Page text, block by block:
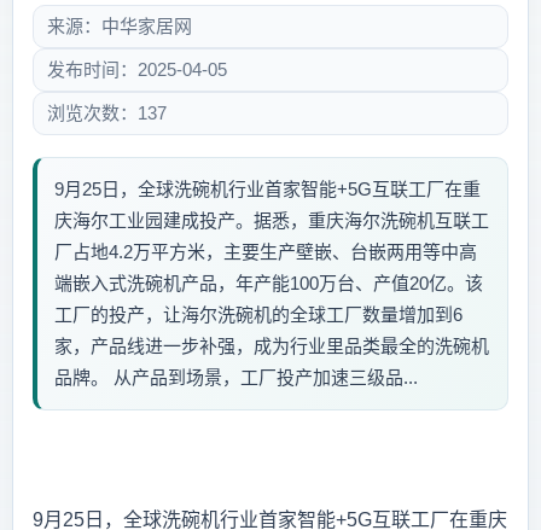
来源：中华家居网
发布时间：2025-04-05
浏览次数：137
9月25日，全球洗碗机行业首家智能+5G互联工厂在重
庆海尔工业园建成投产。据悉，重庆海尔洗碗机互联工
厂占地4.2万平方米，主要生产壁嵌、台嵌两用等中高
端嵌入式洗碗机产品，年产能100万台、产值20亿。该
工厂的投产，让海尔洗碗机的全球工厂数量增加到6
家，产品线进一步补强，成为行业里品类最全的洗碗机
品牌。 从产品到场景，工厂投产加速三级品...
9月25日，全球洗碗机行业首家智能+5G互联工厂在重庆